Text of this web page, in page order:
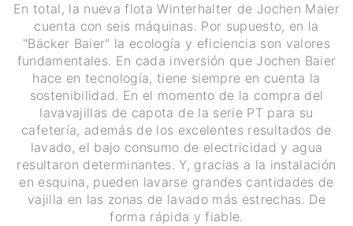
En total, la nueva flota Winterhalter de Jochen Maier
cuenta con seis máquinas. Por supuesto, en la
"Bäcker Baier" la ecología y eficiencia son valores
fundamentales. En cada inversión que Jochen Baier
hace en tecnología, tiene siempre en cuenta la
sostenibilidad. En el momento de la compra del
lavavajillas de capota de la serie PT para su
cafetería, además de los excelentes resultados de
lavado, el bajo consumo de electricidad y agua
resultaron determinantes. Y, gracias a la instalación
en esquina, pueden lavarse grandes cantidades de
vajilla en las zonas de lavado más estrechas. De
forma rápida y fiable.